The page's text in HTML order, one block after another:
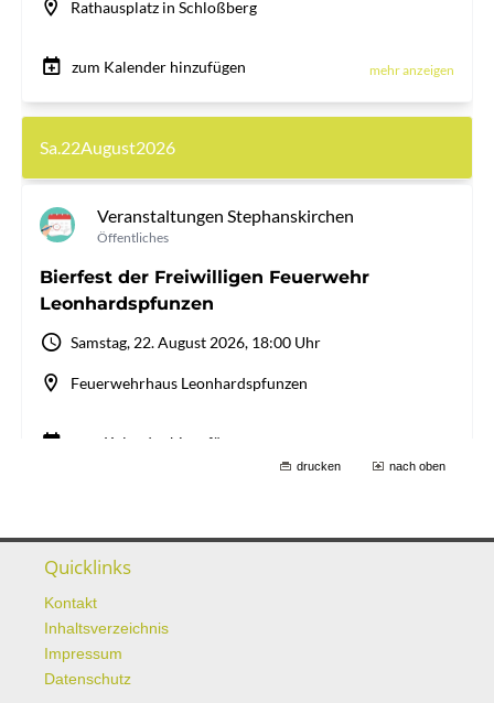
drucken nach oben
Quicklinks
Kontakt
Inhaltsverzeichnis
Impressum
Datenschutz